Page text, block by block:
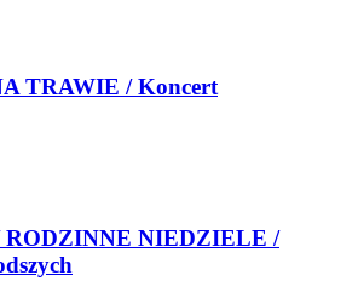
TRAWIE / Koncert
NIEDZIELE /